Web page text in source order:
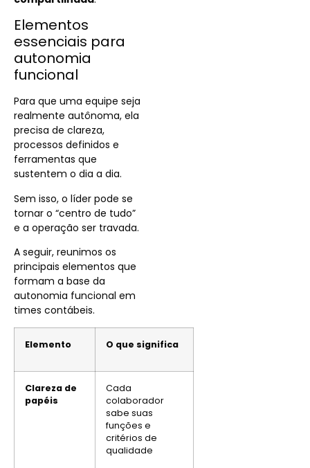
Elementos
essenciais para
autonomia
funcional
Para que uma equipe seja
realmente autônoma, ela
precisa de clareza,
processos definidos e
ferramentas que
sustentem o dia a dia.
Sem isso, o líder pode se
tornar o “centro de tudo”
e a operação ser travada.
A seguir, reunimos os
principais elementos que
formam a base da
autonomia funcional em
times contábeis.
Elemento O que significa
Clareza de
papéis
Cada
colaborador
sabe suas
funções e
critérios de
qualidade